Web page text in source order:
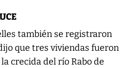
también se registraron
que tres viviendas fueron
crecida del río Rabo de